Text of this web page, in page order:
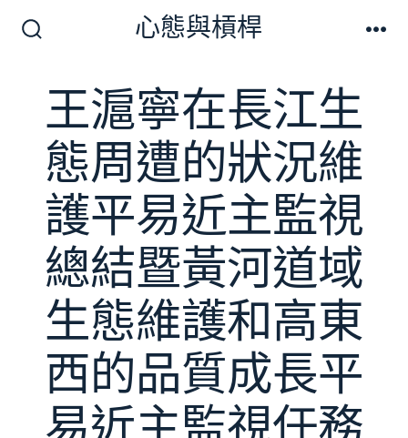
切
開
關
心態與槓桿
王滬寧在長江生
態周遭的狀況維
護平易近主監視
總結暨黃河道域
生態維護和高東
西的品質成長平